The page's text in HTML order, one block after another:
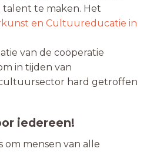
talent te maken. Het
en Cultuureducatie in
van de coöperatie
in tijden van
hard getroffen
iedereen!
om mensen van alle